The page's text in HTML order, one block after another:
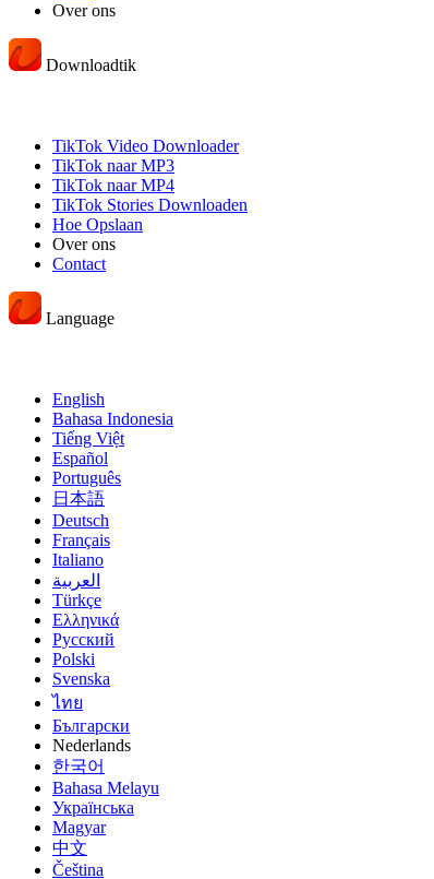
Over ons
Downloadtik
TikTok Video Downloader
TikTok naar MP3
TikTok naar MP4
TikTok Stories Downloaden
Hoe Opslaan
Over ons
Contact
Language
English
Bahasa Indonesia
Tiếng Việt
Español
Português
日本語
Deutsch
Français
Italiano
العربية
Türkçe
Ελληνικά
Русский
Polski
Svenska
ไทย
Български
Nederlands
한국어
Bahasa Melayu
Українська
Magyar
中文
Čeština